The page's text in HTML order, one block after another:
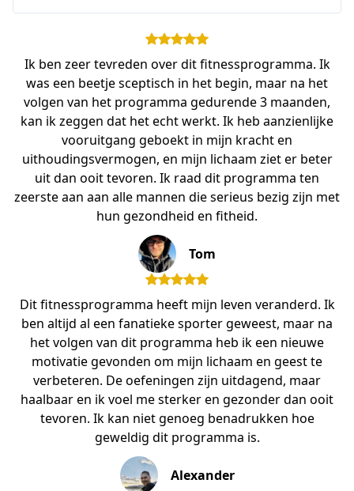
Ik ben zeer tevreden over dit fitnessprogramma. Ik
was een beetje sceptisch in het begin, maar na het
volgen van het programma gedurende 3 maanden,
kan ik zeggen dat het echt werkt. Ik heb aanzienlijke
vooruitgang geboekt in mijn kracht en
uithoudingsvermogen, en mijn lichaam ziet er beter
uit dan ooit tevoren. Ik raad dit programma ten
zeerste aan aan alle mannen die serieus bezig zijn met
hun gezondheid en fitheid.
Tom
Dit fitnessprogramma heeft mijn leven veranderd. Ik
ben altijd al een fanatieke sporter geweest, maar na
het volgen van dit programma heb ik een nieuwe
motivatie gevonden om mijn lichaam en geest te
verbeteren. De oefeningen zijn uitdagend, maar
haalbaar en ik voel me sterker en gezonder dan ooit
tevoren. Ik kan niet genoeg benadrukken hoe
geweldig dit programma is.
Alexander